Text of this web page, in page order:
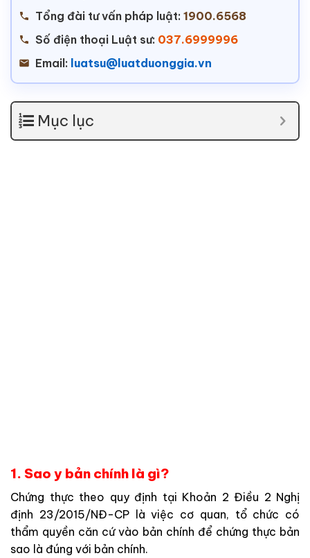
Tổng đài tư vấn pháp luật: 1900.6568
Số điện thoại Luật sư: 037.6999996
Email: luatsu@luatduonggia.vn
Mục lục
1. Sao y bản chính là gì?
Chứng thực theo quy định tại Khoản 2 Điều 2 Nghị
định 23/2015/NĐ-CP là việc cơ quan, tổ chức có
thẩm quyền căn cứ vào bản chính để chứng thực bản
sao là đúng với bản chính.